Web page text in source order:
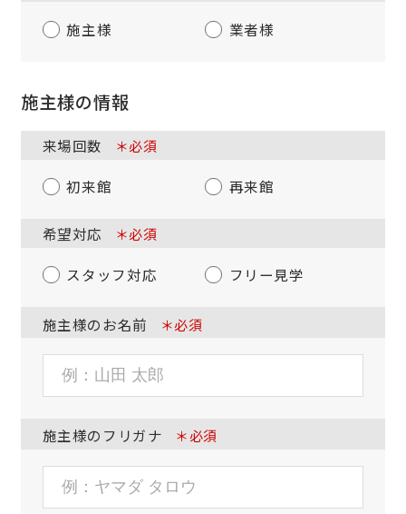
施主様 業者様
施主様の情報
来場回数 ＊必須
初来館 再来館
希望対応 ＊必須
スタッフ対応 フリー見学
施主様のお名前 ＊必須
施主様のフリガナ ＊必須